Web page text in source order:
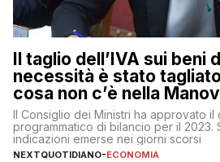
Il taglio dell’IVA sui beni
necessità è stato
cosa non c’è nella
Meloni
Il Consiglio dei Ministri ha approvato il
programmatico di bilancio per il 2023.
indicazioni emerse nei giorni scorsi
NEXTQUOTIDIANO-ECONOMIA